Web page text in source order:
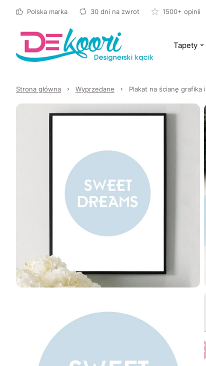
Polska marka 30 dni na zwrot 1500+ opinii
Tapety
Strona główna Wyprzedane Plakat na ścianę grafika